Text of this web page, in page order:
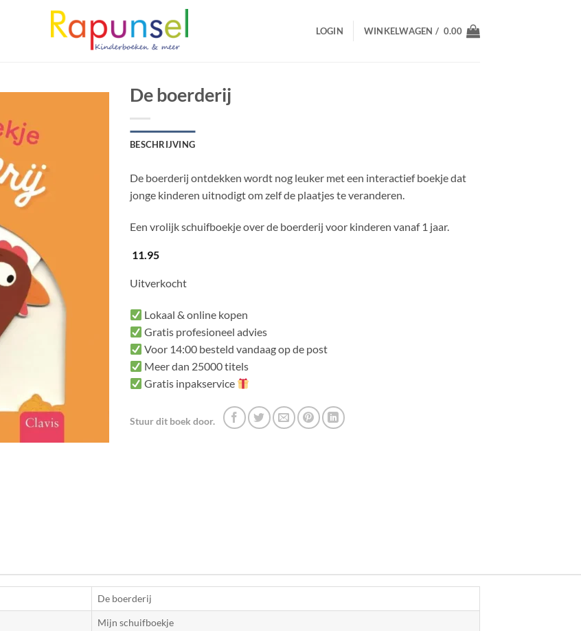
LOGIN WINKELWAGEN / 0.00
De boerderij
BESCHRIJVING
De boerderij ontdekken wordt nog leuker met een interactief boekje dat
jonge kinderen uitnodigt om zelf de plaatjes te veranderen.
Een vrolijk schuifboekje over de boerderij voor kinderen vanaf 1 jaar.
11.95
Uitverkocht
Lokaal & online kopen
Gratis profesioneel advies
Voor 14:00 besteld vandaag op de post
Meer dan 25000 titels
Gratis inpakservice
Stuur dit boek door.
De boerderij
Mijn schuifboekje